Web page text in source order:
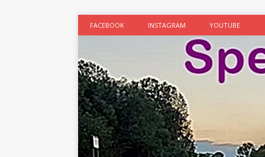
FACEBOOK INSTAGRAM YOUTUBE